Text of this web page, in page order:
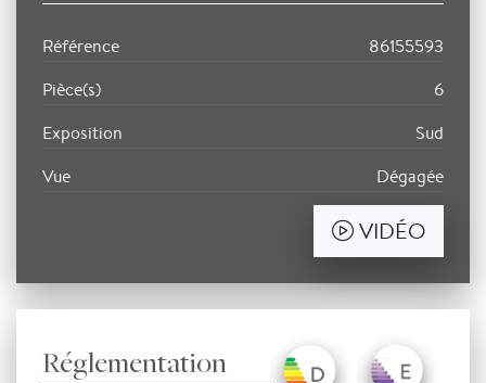
Référence
86155593
Pièce(s)
6
Exposition
Sud
Vue
Dégagée
VIDÉO
Réglementation